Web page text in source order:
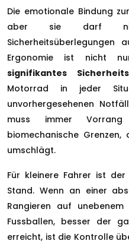
Die emotionale Bindung
aber sie darf
Sicherheitsüberlegungen
Ergonomie ist nicht
signifikantes
Motorrad in jeder
unvorhergesehenen
muss immer
biomechanische
umschlägt.
Für kleinere Fahrer ist
Stand. Wenn an einer
Rangieren auf
Fussballen, besser der
erreicht, ist die Kontrolle